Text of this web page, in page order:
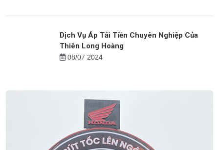
Dịch Vụ Áp Tải Tiền Chuyên Nghiệp Của
Thiên Long Hoàng
08/07 2024